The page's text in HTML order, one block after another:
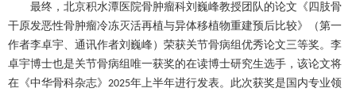
最终，北京积水潭医院骨肿瘤科刘巍峰教授团队的论文《四肢骨
干原发恶性骨肿瘤冷冻灭活再植与异体移植物重建预后比较》（第一
作者李卓宇、通讯作者刘巍峰）荣获关节骨病组优秀论文三等奖。李
卓宇博士也是关节骨病组唯一获奖的在读博士研究生选手，该论文将
在《中华骨科杂志》 2025年上半年进行发表。此次获奖是国内专业领